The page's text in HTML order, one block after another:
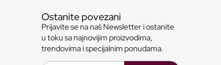
Ostanite povezani
Prijavite se na naš Newsletter i ostanite
u toku sa najnovijim proizvodima,
trendovima i specijalnim ponudama.